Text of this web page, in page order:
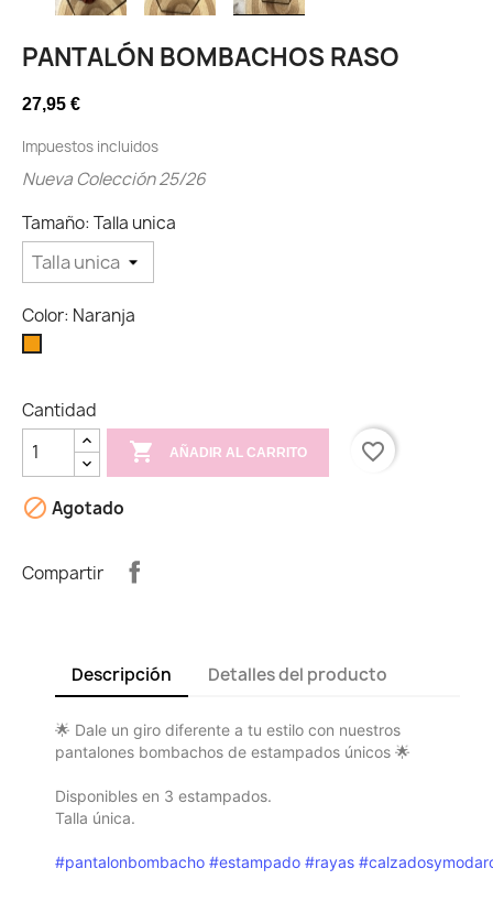
PANTALÓN BOMBACHOS RASO
27,95 €
Impuestos incluidos
Nueva Colección 25/26
Tamaño: Talla unica
Color: Naranja
Cantidad
 AÑADIR AL CARRITO favorite_border
 Agotado
Compartir
Descripción Detalles del producto
🌟 Dale un giro diferente a tu estilo con nuestros
pantalones bombachos de estampados únicos 🌟
Disponibles en 3 estampados.
Talla única.
#pantalonbombacho #estampado #rayas